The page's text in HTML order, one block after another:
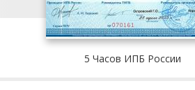
5 Часов ИПБ России